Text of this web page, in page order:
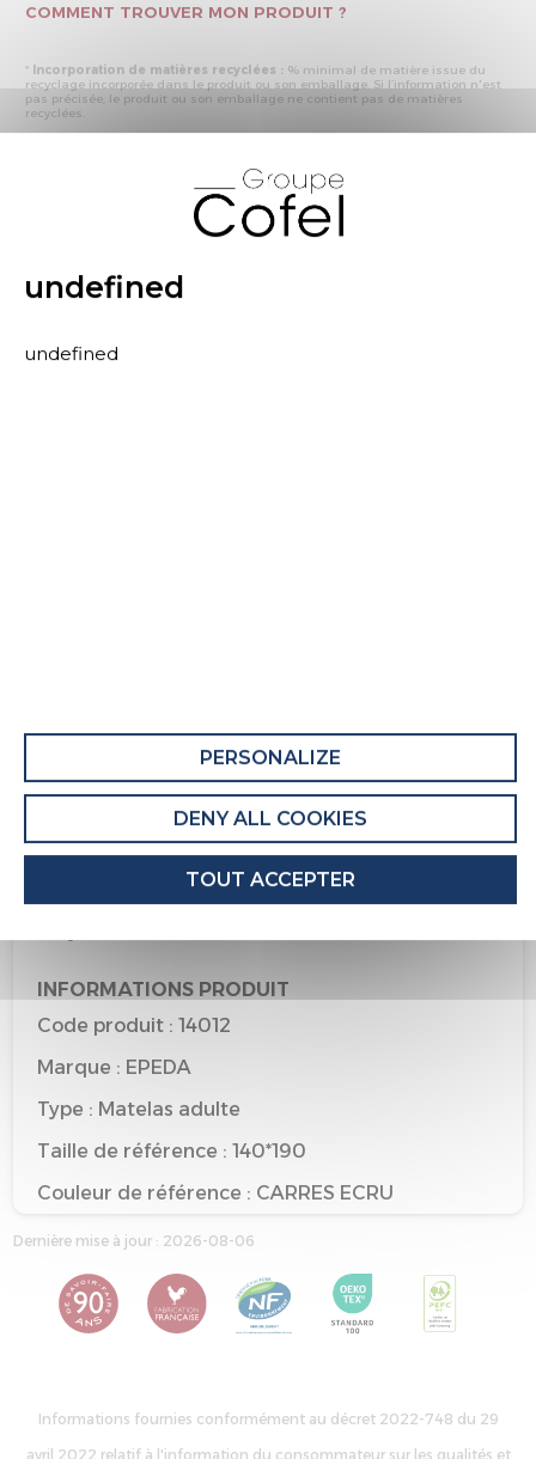
COMMENT TROUVER MON PRODUIT ?
* Incorporation de matières recyclées : % minimal de matière issue du
recyclage incorporée dans le produit ou son emballage. Si l’information n'est
pas précisée, le produit ou son emballage ne contient pas de matières
recyclées.
produite par les processus de recyclage mis en œuvre représente plus de 50
% en masse du déchet collecté
- « produit ou emballage entièrement recyclable » : la matière recyclée
produite par les processus de recyclage mis en œuvre représente plus de 95
% en masse du déchet collecté
rubrique les primes et pénalités déclarées à ECOMAISON et CITEO (Eco
organismes français) lors de la déclaration annuelle de nos produits.
Recyclabilité du produit : Majoritairement
Recyclable
QUALITÉS ET CARACTÉRISTIQUES
Recyclabilité de l'emballage : Entièrement
INFORMATIONS PRODUIT
Code produit : 14012
Marque : EPEDA
Type : Matelas adulte
Taille de référence : 140*190
Couleur de référence : CARRES ECRU
Dernière mise à jour : 2026-08-06
Informations fournies conformément au décret 2022-748 du 29
avril 2022 relatif à l'information du consommateur sur les qualités et
undefined
undefined
PERSONALIZE
DENY ALL COOKIES
TOUT ACCEPTER